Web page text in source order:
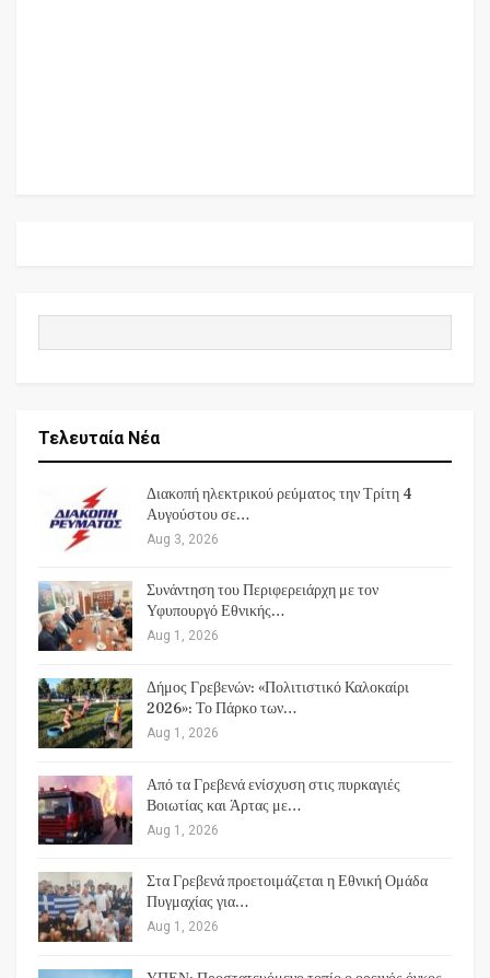
Τελευταία Νέα
Διακοπή ηλεκτρικού ρεύματος την Τρίτη 4
Αυγούστου σε…
Aug 3, 2026
Συνάντηση του Περιφερειάρχη με τον
Υφυπουργό Εθνικής…
Aug 1, 2026
Δήμος Γρεβενών: «Πολιτιστικό Καλοκαίρι
2026»: Το Πάρκο των…
Aug 1, 2026
Από τα Γρεβενά ενίσχυση στις πυρκαγιές
Βοιωτίας και Άρτας με…
Aug 1, 2026
Στα Γρεβενά προετοιμάζεται η Εθνική Ομάδα
Πυγμαχίας για…
Aug 1, 2026